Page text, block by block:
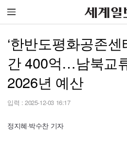
‘한반도평화공존센
간 400억…남북교
2026년 예산
입력 : 2025-12-03 16:17
정지혜·박수찬 기자